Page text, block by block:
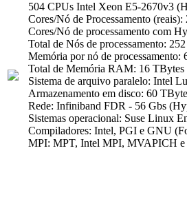
504 CPUs Intel Xeon E5-2670v3
Cores/Nó de Processamento (reais):
Cores/Nó de processamento com
Total de Nós de processamento: 252
Memória por nó de processamento:
Total de Memória RAM: 16 TBytes
Sistema de arquivo paralelo: Intel
Armazenamento em disco: 60
Rede: Infiniband FDR - 56 Gbs
Sistemas operacional: Suse Linux
Compiladores: Intel, PGI e GNU
MPI: MPT, Intel MPI, MVAPICH e